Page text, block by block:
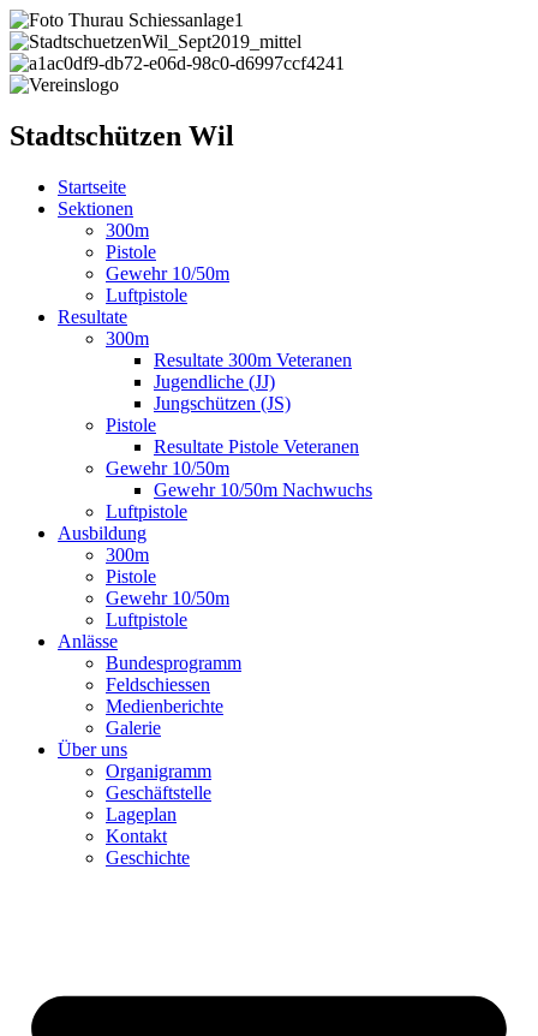
Stadtschützen Wil
Startseite
Sektionen
300m
Pistole
Gewehr 10/50m
Luftpistole
Resultate
300m
Resultate 300m Veteranen
Jugendliche (JJ)
Jungschützen (JS)
Pistole
Resultate Pistole Veteranen
Gewehr 10/50m
Gewehr 10/50m Nachwuchs
Luftpistole
Ausbildung
300m
Pistole
Gewehr 10/50m
Luftpistole
Anlässe
Bundesprogramm
Feldschiessen
Medienberichte
Galerie
Über uns
Organigramm
Geschäftstelle
Lageplan
Kontakt
Geschichte